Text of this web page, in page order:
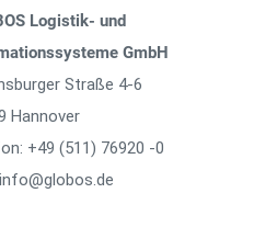
Logistik- und
GmbH
Straße 4-6
Hannover
+49 (511) 76920 -0